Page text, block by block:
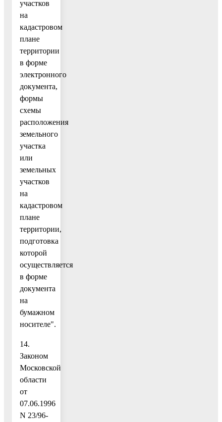
участков
на
кадастровом
плане
территории
в форме
электронного
документа,
формы
схемы
расположения
земельного
участка
или
земельных
участков
на
кадастровом
плане
территории,
подготовка
которой
осуществляется
в форме
документа
на
бумажном
носителе".
14.
Законом
Московской
области
от
07.06.1996
N 23/96-